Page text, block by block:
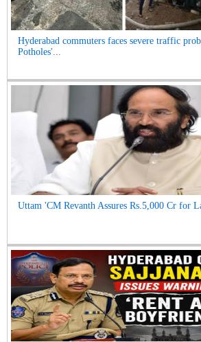
Hyderabad commuters faces severe traffic
Potholes'...
Uttam 'CM Revanth Assures Rs.5,000 Cr for